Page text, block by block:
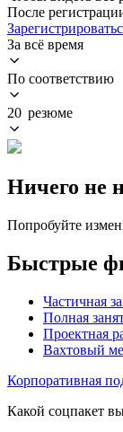
После
За всё время
По соответствию
20 резюме
Ничего не
Попробуйте
Быстрые
Частичная
Полная
Проектная
Вахтовый
Корпоративная
Какой соцпакет